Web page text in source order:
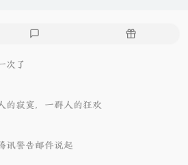
随
次了
的寂寞，一群人的狂欢
讯警告邮件说起